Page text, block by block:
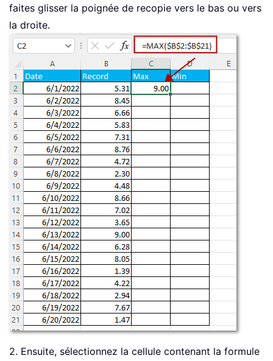
faites glisser la poignée de recopie vers le bas ou vers
la droite.
2. Ensuite, sélectionnez la cellule contenant la formule